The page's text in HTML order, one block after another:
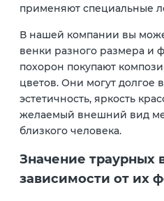
применяют специальные
В нашей компании вы
венки разного размера и
похорон покупают
цветов. Они могут долгое
эстетичность, яркость
желаемый внешний вид
близкого человека.
Значение траурных
зависимости от их